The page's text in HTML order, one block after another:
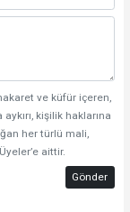
ve küfür içeren,
kişilik haklarına
her türlü mali,
aittir.
Gönder